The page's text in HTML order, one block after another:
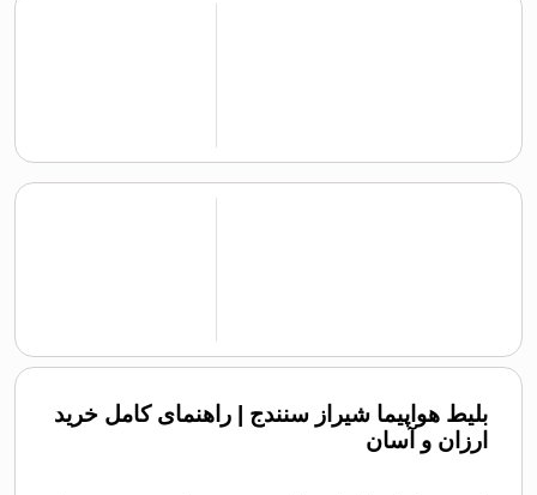
بلیط هواپیما شیراز سنندج | راهنمای کامل خرید
ارزان و آسان